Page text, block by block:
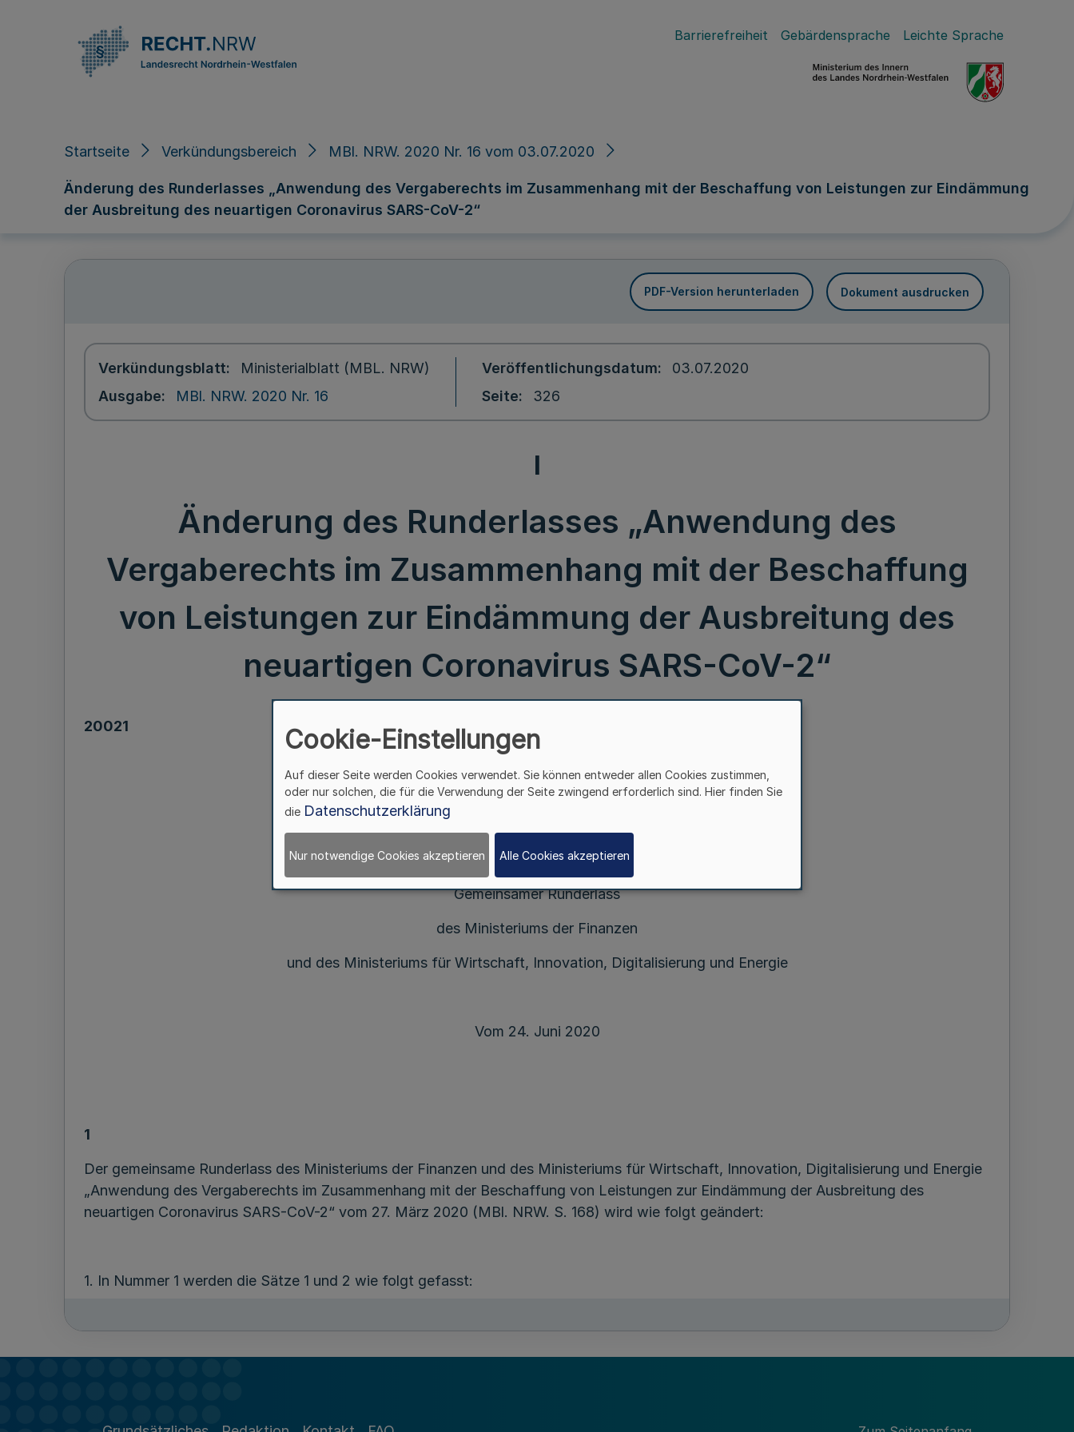
Barrierefreiheit Gebärdensprache Leichte Sprache
Startseite Verkündungsbereich MBl. NRW. 2020 Nr. 16 vom 03.07.2020
Änderung des Runderlasses „Anwendung des Vergaberechts im Zusammenhang mit der Beschaffung von Leistungen zur Eindämmung
der Ausbreitung des neuartigen Coronavirus SARS-CoV-2“
PDF-Version herunterladen Dokument ausdrucken
Verkündungsblatt
Ministerialblatt (MBL. NRW)
Ausgabe
MBl. NRW. 2020 Nr. 16
Veröffentlichungsdatum
03.07.2020
Seite
326
I
Änderung des Runderlasses „Anwendung des
Vergaberechts im Zusammenhang mit der Beschaffung
von Leistungen zur Eindämmung der Ausbreitung des
neuartigen Coronavirus SARS-CoV-2“
20021
„Anwendung des Vergaberechts im Zusammenhang
mit der Beschaffung von Leistungen zur Eindämmung der Ausbreitung
Gemeinsamer Runderlass
des Ministeriums der Finanzen
und des Ministeriums für Wirtschaft, Innovation, Digitalisierung und Energie
Vom 24. Juni 2020
1
Der gemeinsame Runderlass des Ministeriums der Finanzen und des Ministeriums für Wirtschaft, Innovation, Digitalisierung und Energie
„Anwendung des Vergaberechts im Zusammenhang mit der Beschaffung von Leistungen zur Eindämmung der Ausbreitung des
neuartigen Coronavirus SARS-CoV-2“ vom 27. März 2020 (MBl. NRW. S. 168) wird wie folgt geändert:
1. In Nummer 1 werden die Sätze 1 und 2 wie folgt gefasst:
handlungsfähig bleibt und Beschaffungen zum Zwecke des Gesundheitsschutzes und zur Aufrechterhaltung des Dienstbetriebes schnell
und effizient abgewickelt werden.“
2. In Nummer 2.1 Satz 1 werden die Wörter „bis zum 30. Juni 2020“ gestrichen.
Cookie-Einstellungen
Auf dieser Seite werden Cookies verwendet. Sie können entweder allen Cookies zustimmen,
oder nur solchen, die für die Verwendung der Seite zwingend erforderlich sind. Hier finden Sie
die Datenschutzerklärung
Nur notwendige Cookies akzeptieren Alle Cookies akzeptieren